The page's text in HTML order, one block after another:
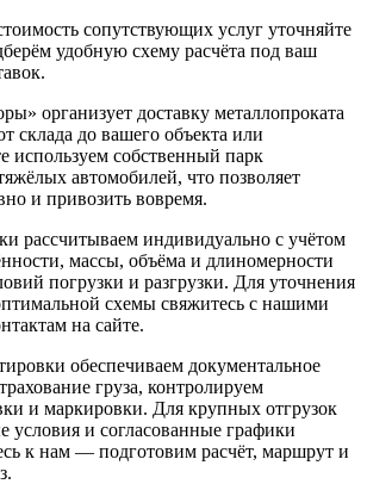
сопутствующих услуг уточняйте
удобную схему расчёта под ваш
организует доставку металлопроката
склада до вашего объекта или
используем собственный парк
автомобилей, что позволяет
и привозить вовремя.
рассчитываем индивидуально с учётом
массы, объёма и длиномерности
погрузки и разгрузки. Для уточнения
схемы свяжитесь с нашими
на сайте.
обеспечиваем документальное
груза, контролируем
и маркировки. Для крупных отгрузок
условия и согласованные графики
к нам — подготовим расчёт, маршрут и